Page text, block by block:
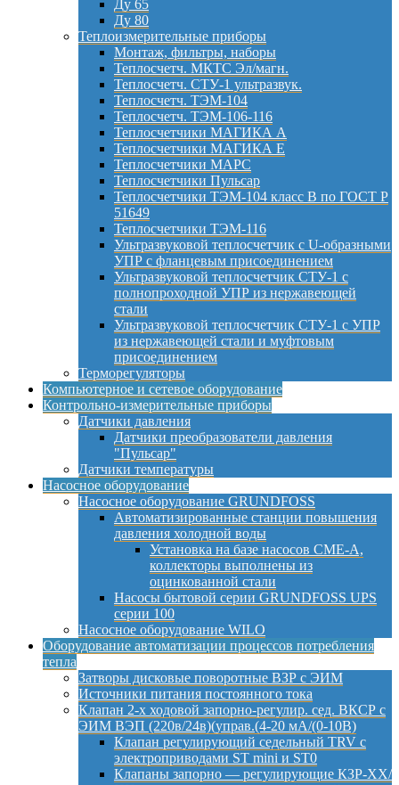
Ду 65
Ду 80
Теплоизмерительные приборы
Монтаж, фильтры, наборы
Теплосчетч. МКТС Эл/магн.
Теплосчетч. СТУ-1 ультразвук.
Теплосчетч. ТЭМ-104
Теплосчетч. ТЭМ-106-116
Теплосчетчики МАГИКА А
Теплосчетчики МАГИКА Е
Теплосчетчики МАРС
Теплосчетчики Пульсар
Теплосчетчики ТЭМ-104 класс B по ГОСТ Р
51649
Теплосчетчики ТЭМ-116
Ультразвуковой теплосчетчик с U-образными
УПР с фланцевым присоединением
Ультразвуковой теплосчетчик СТУ-1 с
полнопроходной УПР из нержавеющей
стали
Ультразвуковой теплосчетчик СТУ-1 с УПР
из нержавеющей стали и муфтовым
присоединением
Терморегуляторы
Компьютерное и сетевое оборудование
Контрольно-измерительные приборы
Датчики давления
Датчики преобразователи давления
"Пульсар"
Датчики температуры
Насосное оборудование
Насосное оборудование GRUNDFOSS
Автоматизированные станции повышения
давления холодной воды
Установка на базе насосов CME-A,
коллекторы выполнены из
оцинкованной стали
Насосы бытовой серии GRUNDFOSS UPS
серии 100
Насосное оборудование WILO
Оборудование автоматизации процессов потребления
тепла
Затворы дисковые поворотные ВЗР с ЭИМ
Источники питания постоянного тока
Клапан 2-х ходовой запорно-регулир. сед. ВКСР с
ЭИМ ВЭП (220в/24в)(управ.(4-20 мА/(0-10В)
Клапан регулирующий седельный TRV с
электроприводами ST mini и ST0
Клапаны запорно — регулирующие КЗР-ХХ/